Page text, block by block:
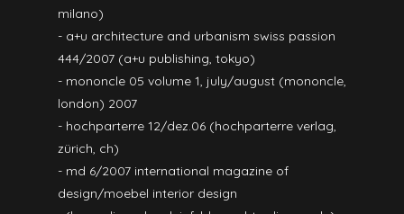
milano)
- a+u architecture and urbanism swiss passion
444/2007 (a+u publishing, tokyo)
- mononcle 05 volume 1, july/august (mononcle,
london) 2007
- hochparterre 12/dez.06 (hochparterre verlag,
zürich, ch)
- md 6/2007 international magazine of
design/moebel interior design